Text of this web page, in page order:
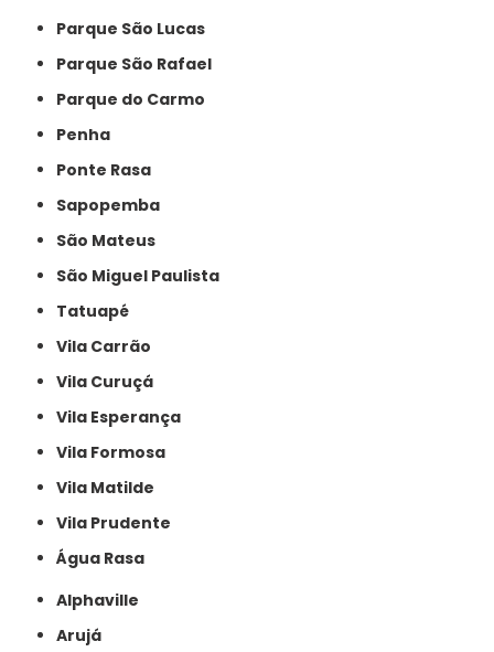
Parque São Lucas
Parque São Rafael
Parque do Carmo
Penha
Ponte Rasa
Sapopemba
São Mateus
São Miguel Paulista
Tatuapé
Vila Carrão
Vila Curuçá
Vila Esperança
Vila Formosa
Vila Matilde
Vila Prudente
Água Rasa
Alphaville
Arujá